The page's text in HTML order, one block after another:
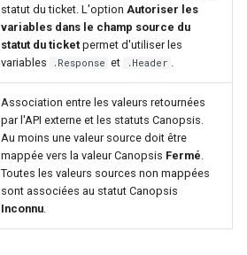
statut du ticket. L'option Autoriser les
variables dans le champ source du
statut du ticket permet d'utiliser les
variables
.Response et .Header
Association entre les valeurs retournées
par l'API externe et les statuts Canopsis.
Au moins une valeur source doit être
mappée vers la valeur Canopsis Fermé
Toutes les valeurs sources non mappées
sont associées au statut Canopsis
Inconnu